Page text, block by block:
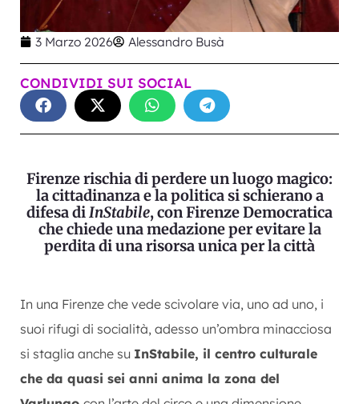
3 Marzo 2026 Alessandro Busà
CONDIVIDI SUI SOCIAL
Firenze rischia di perdere un luogo magico:
la cittadinanza e la politica si schierano a
difesa diInStabile, con Firenze Democratica
che chiede una medazione per evitare la
perdita di una risorsa unica per la città
In una Firenze che vede scivolare via, uno ad uno, i
suoi rifugi di socialità, adesso un’ombra minacciosa
si staglia anche su InStabile, il centro culturale
che da quasi sei anni anima la zona del